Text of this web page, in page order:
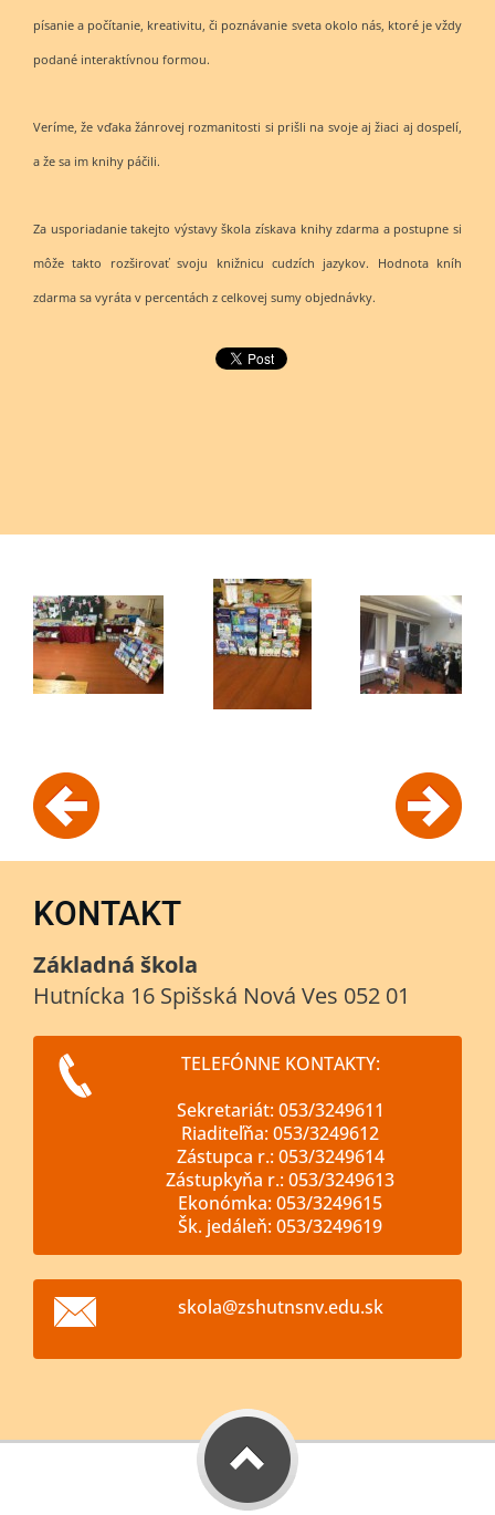
písanie a počítanie, kreativitu, či poznávanie sveta okolo nás, ktoré je vždy
podané interaktívnou formou.
Veríme, že vďaka žánrovej rozmanitosti si prišli na svoje aj žiaci aj dospelí,
a že sa im knihy páčili.
Za usporiadanie takejto výstavy škola získava knihy zdarma a postupne si
môže takto rozširovať svoju knižnicu cudzích jazykov. Hodnota kníh
zdarma sa vyráta v percentách z celkovej sumy objednávky.
KONTAKT
Základná škola
Hutnícka 16 Spišská Nová Ves 052 01
TELEFÓNNE KONTAKTY:
Sekretariát: 053/3249611
Riaditeľňa: 053/3249612
Zástupca r.: 053/3249614
Zástupkyňa r.: 053/3249613
Ekonómka: 053/3249615
Šk. jedáleň: 053/3249619
skola@zshutnsnv.edu.sk